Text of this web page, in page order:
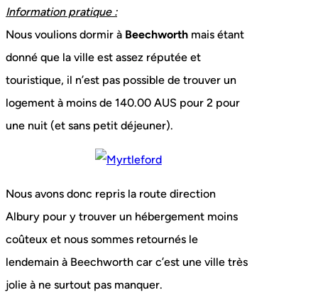
Information pratique :
Nous voulions dormir à Beechworth mais étant
donné que la ville est assez réputée et
touristique, il n’est pas possible de trouver un
logement à moins de 140.00 AUS pour 2 pour
une nuit (et sans petit déjeuner).
Nous avons donc repris la route direction
Albury pour y trouver un hébergement moins
coûteux et nous sommes retournés le
lendemain à Beechworth car c’est une ville très
jolie à ne surtout pas manquer.